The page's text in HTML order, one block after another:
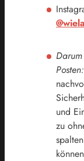
Posten:
und
zu